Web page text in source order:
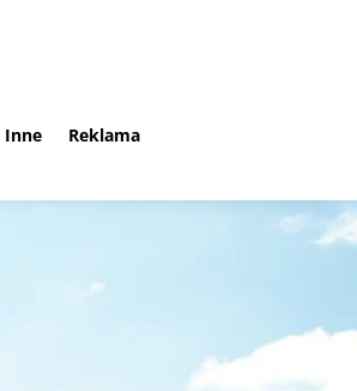
Inne Reklama